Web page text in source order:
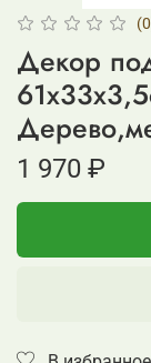
Декор
1 970 ₽